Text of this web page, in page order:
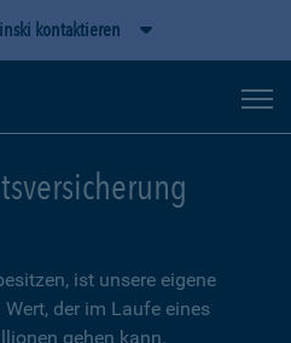
kontaktieren
ist unsere eigene
der im Laufe eines
gehen kann.